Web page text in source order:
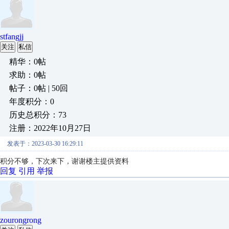
stfangjj
关注 私信
精华：0帖
求助：0帖
帖子：0帖 | 50回
年度积分：0
历史总积分：73
注册：2022年10月27日
发表于：2023-03-30 16:29:11
积分不够，下次来下，谢谢楼主提供资料
回复 引用 举报
zourongrong